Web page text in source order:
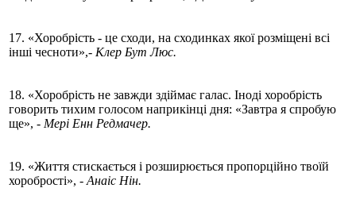
17. «Хоробрість - це сходи, на сходинках якої розміщені всі
інші чесноти»,- Клер Бут Люс.
18. «Хоробрість не завжди здіймає галас. Іноді хоробрість
говорить тихим голосом наприкінці дня: «Завтра я спробую
ще», - Мері Енн Редмачер.
19. «Життя стискається і розширюється пропорційно твоїй
хоробрості», - Анаіс Нін.